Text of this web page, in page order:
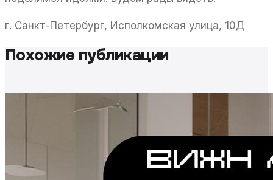
г. Санкт-Петербург, Исполкомская улица, 10Д
Похожие публикации